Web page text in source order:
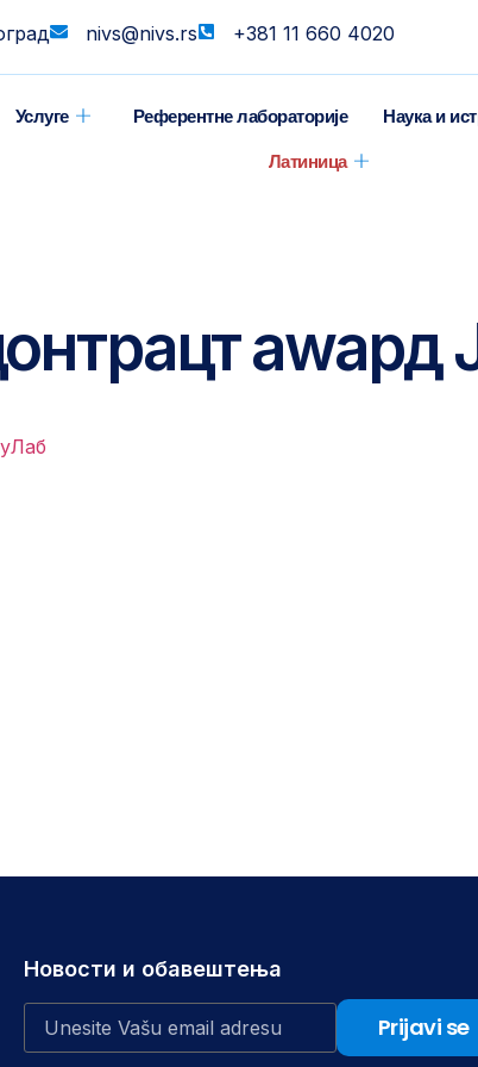
nivs@nivs.rs +381 11 660 4020
Услуге Референтне лабораторије Наука и
Латиница
аwард
Новости и обавештења